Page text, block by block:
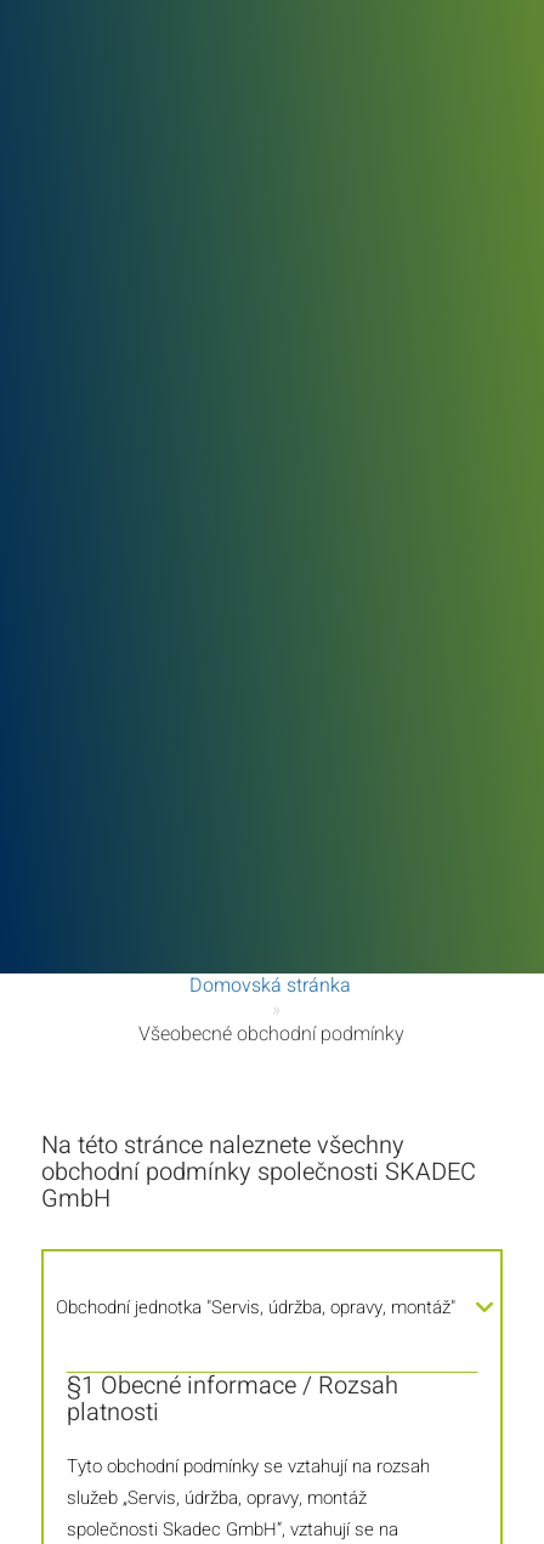
Domovská stránka
»
Všeobecné obchodní podmínky
Na této stránce naleznete všechny
obchodní podmínky společnosti SKADEC
GmbH
Obchodní jednotka "Servis, údržba, opravy, montáž"
§1 Obecné informace / Rozsah
platnosti
Tyto obchodní podmínky se vztahují na rozsah
služeb „Servis, údržba, opravy, montáž
společnosti Skadec GmbH“, vztahují se na